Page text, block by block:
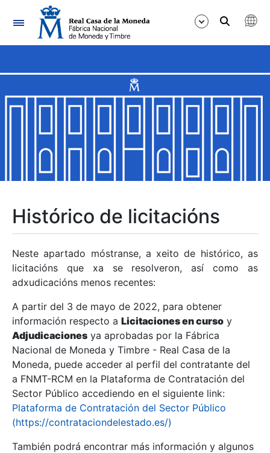
Navegación
Mostrar/Ocultar
Mostrar/Ocultar
Mostrar/Ocultar
Mostrar/Ocultar
Mostrar/Ocultar
Mostrar/Ocultar
Histórico de licitacións
Neste apartado móstranse, a xeito de histórico, as
licitacións que xa se resolveron, así como as
adxudicacións menos recentes:
A partir del 3 de mayo de 2022, para obtener
información respecto a Licitaciones en curso y
Adjudicaciones ya aprobadas por la Fábrica
Nacional de Moneda y Timbre - Real Casa de la
Moneda, puede acceder al perfil del contratante del
a FNMT-RCM en la Plataforma de Contratación del
Sector Público accediendo en el siguiente link:
Plataforma de Contratación del Sector Público
(https://contrataciondelestado.es/)
También podrá encontrar más información y algunos